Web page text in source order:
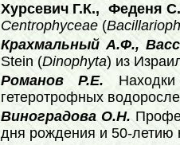
Хурсевич Г.К., Феденя
Centrophyceae (
Крахмальный А.Ф.,
Stein (Dinophyta) из
Романов Р.Е.
гетеротрофных
Виноградова О.Н.
дня рождения и 50-летию